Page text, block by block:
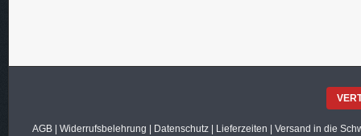
AGB| Widerrufsbelehrung Datenschutz| Lieferzeiten Versand in die